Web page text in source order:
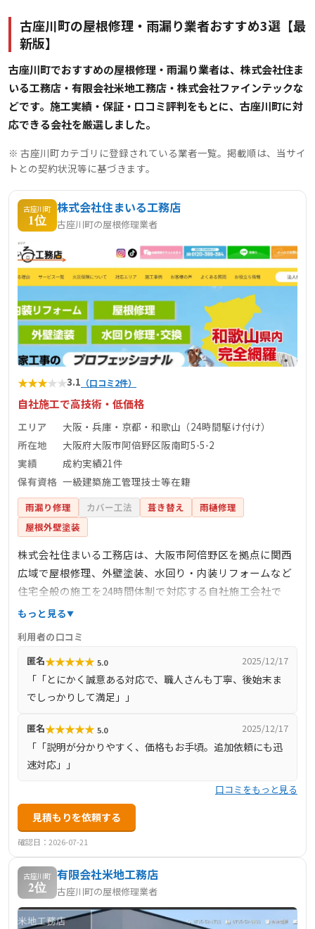
古座川町の屋根修理・雨漏り業者おすすめ3選【最
新版】
古座川町でおすすめの屋根修理・雨漏り業者は、株式会社住ま
いる工務店・有限会社米地工務店・株式会社ファインテックな
どです。施工実績・保証・口コミ評判をもとに、古座川町に対
応できる会社を厳選しました。
※ 古座川町カテゴリに登録されている業者一覧。掲載順は、当サイ
トとの契約状況等に基づきます。
古座川町
1位
株式会社住まいる工務店
古座川町の屋根修理業者
★★★★★3.1 （口コミ2件）
自社施工で高技術・低価格
エリア
大阪・兵庫・京都・和歌山（24時間駆け付け）
所在地
大阪府大阪市阿倍野区阪南町5-5-2
実績
成約実績21件
保有資格 一級建築施工管理技士等在籍
雨漏り修理 カバー工法 葺き替え
雨樋修理
屋根外壁塗装
株式会社住まいる工務店は、大阪市阿倍野区を拠点に関西
広域で屋根修理、外壁塗装、水回り・内装リフォームなど
住宅全般の施工を24時間体制で対応する自社施工会社で
す。一級建築施工管理技士・一級塗装技能士・雨漏り診断
調査が可能。中間マージンを省くことで高品質ながら低価
格を実現します。ホームプロ経由では21件の成約実績があ
り、リショップナビやホームプロの口コミでも対応の丁寧
さ・説明の分かりやすさ・職人技術に対する高評価が目立
広く対応しています。口コミでは「職人さんも丁寧」「後
始末まできちんとしている」「迅速・安心価格」など信頼
感のある評価が多数寄せられています。
もっと見る
利用者の口コミ
匿名★★★★★ 5.0 2025/12/17
「「とにかく誠意ある対応で、職人さんも丁寧、後始末ま
でしっかりして満足」」
匿名★★★★★ 5.0 2025/12/17
「「説明が分かりやすく、価格もお手頃。追加依頼にも迅
速対応」」
口コミをもっと見る
見積もりを依頼する
確認日：2026-07-21
古座川町
2位
有限会社米地工務店
古座川町の屋根修理業者